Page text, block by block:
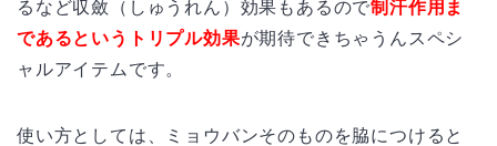
るなど収斂（しゅうれん）効果もあるので制汗作用ま
であるというトリプル効果が期待できちゃうんスペシ
ャルアイテムです。
使い方としては、ミョウバンそのものを脇につけると